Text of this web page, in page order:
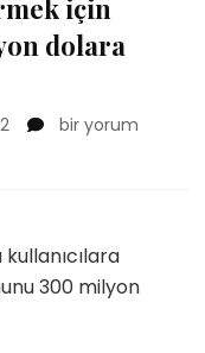
için
dolara
Bitget,
güvence
vermek
için
bir yorum